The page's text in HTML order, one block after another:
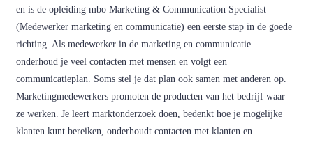
en is de opleiding mbo Marketing & Communication Specialist
(Medewerker marketing en communicatie) een eerste stap in de goede
richting. Als medewerker in de marketing en communicatie
onderhoud je veel contacten met mensen en volgt een
communicatieplan. Soms stel je dat plan ook samen met anderen op.
Marketingmedewerkers promoten de producten van het bedrijf waar
ze werken. Je leert marktonderzoek doen, bedenkt hoe je mogelijke
klanten kunt bereiken, onderhoudt contacten met klanten en